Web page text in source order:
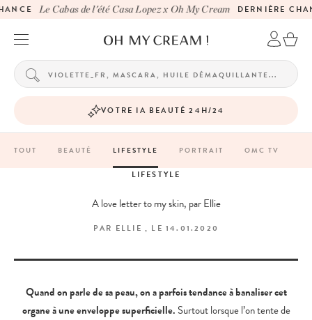
Le Cabas de l'été Casa Lopez x Oh My Cream DERNIÈRE
VOTRE IA BEAUTÉ 24H/24
TOUT BEAUTÉ LIFESTYLE PORTRAIT OMC TV
LIFESTYLE
A love letter to my skin, par Ellie
PAR ELLIE , LE 14.01.2020
Quand on parle de sa peau, on a parfois tendance à banaliser cet
organe à une enveloppe superficielle. Surtout lorsque l’on tente de